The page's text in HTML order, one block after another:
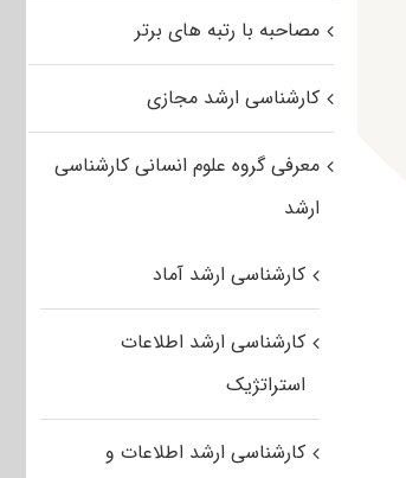
مصاحبه با رتبه های برتر
کارشناسی ارشد مجازی
معرفی گروه علوم انسانی کارشناسی
ارشد
کارشناسی ارشد آماد
کارشناسی ارشد اطلاعات
استراتژیک
کارشناسی ارشد اطلاعات و